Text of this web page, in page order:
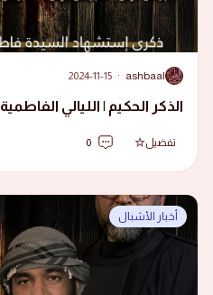
A
ashbaal
·
2024-11-15
الذكر الحكيم | الليالي الفاطمية 1446 هجرية
تفضيل 0
أخبار الأشبال